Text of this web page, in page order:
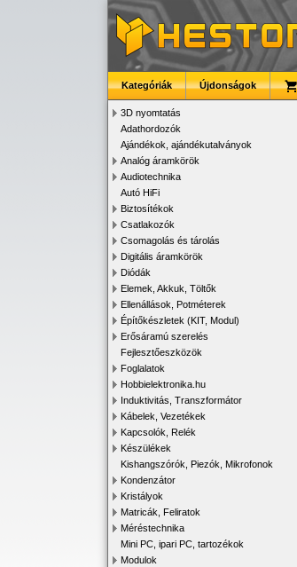
Kategóriák Újdonságok
3D nyomtatás
Adathordozók
Ajándékok, ajándékutalványok
Analóg áramkörök
Audiotechnika
Autó HiFi
Biztosítékok
Csatlakozók
Csomagolás és tárolás
Digitális áramkörök
Diódák
Elemek, Akkuk, Töltők
Ellenállások, Potméterek
Építőkészletek (KIT, Modul)
Erősáramú szerelés
Fejlesztőeszközök
Foglalatok
Hobbielektronika.hu
Induktivitás, Transzformátor
Kábelek, Vezetékek
Kapcsolók, Relék
Készülékek
Kishangszórók, Piezók, Mikrofonok
Kondenzátor
Kristályok
Matricák, Feliratok
Méréstechnika
Mini PC, ipari PC, tartozékok
Modulok